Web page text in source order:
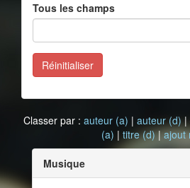
Tous les champs
Réinitialiser
Classer par : auteur (a) | auteur (d)|
(a) | titre (d)|ajout
Musique